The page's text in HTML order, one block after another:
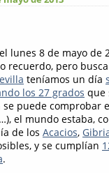
lunes 8 de mayo de
recuerdo, pero
teníamos un día
los 27 grados que
se puede comprobar
…), el mundo estaba,
de los Acacios,
y se cumplían
.